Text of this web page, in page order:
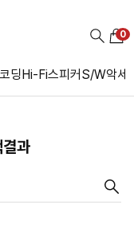
딩Hi-Fi스피커S/W악세
0
과